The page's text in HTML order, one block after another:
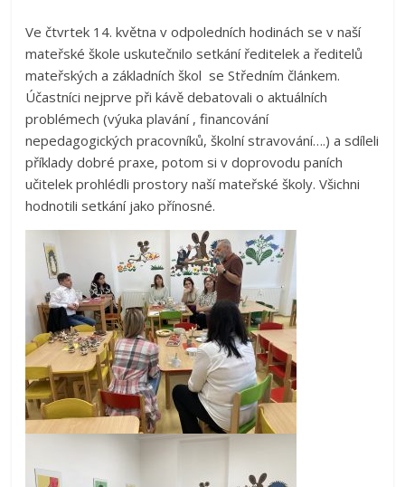
Ve čtvrtek 14. května v odpoledních hodinách se v naší
mateřské škole uskutečnilo setkání ředitelek a ředitelů
mateřských a základních škol se Středním článkem.
Účastníci nejprve při kávě debatovali o aktuálních
problémech (výuka plavání , financování
nepedagogických pracovníků, školní stravování….) a sdíleli
příklady dobré praxe, potom si v doprovodu paních
učitelek prohlédli prostory naší mateřské školy. Všichni
hodnotili setkání jako přínosné.